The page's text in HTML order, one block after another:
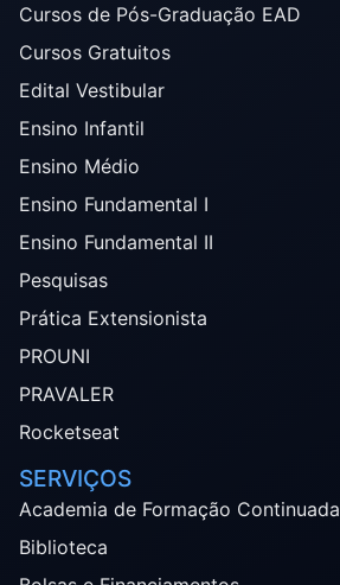
Cursos de Pós-Graduação EAD
Cursos Gratuitos
Edital Vestibular
Ensino Infantil
Ensino Médio
Ensino Fundamental I
Ensino Fundamental II
Pesquisas
Prática Extensionista
PROUNI
PRAVALER
Rocketseat
SERVIÇOS
Academia de Formação Continuada
Biblioteca